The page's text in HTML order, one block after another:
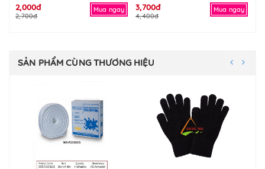
2,000đ
2,700đ
Mua ngay 3,700đ
4,400đ
Mua ngay
SẢN PHẨM CÙNG THƯƠNG HIỆU